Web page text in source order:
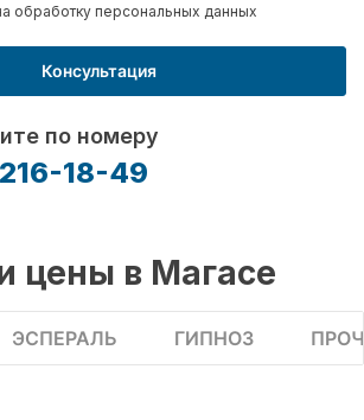
обработку персональных данных
Консультация
по номеру
18-49
цены в Магасе
ЭСПЕРАЛЬ ГИПНОЗ